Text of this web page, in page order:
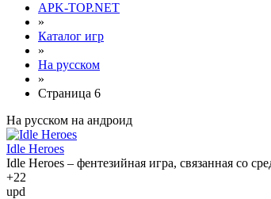
APK-TOP.NET
»
Каталог игр
»
На русском
»
Страница 6
На русском на андроид
Idle Heroes
Idle Heroes – фентезийная игра, связанная со
+22
upd